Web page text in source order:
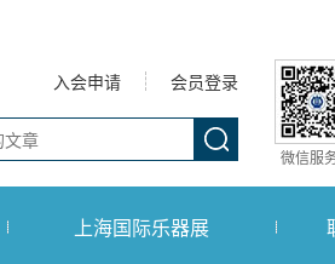
微信服
会员登录
入会申请
上海国际乐器展